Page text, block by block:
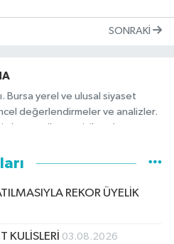
SONRAKI
Bursa yerel ve ulusal siyaset
değerlendirmeler ve analizler.
partiler ve sivil toplum
REKOR ÜYELİK
KULİSLERİ 03.08.2026